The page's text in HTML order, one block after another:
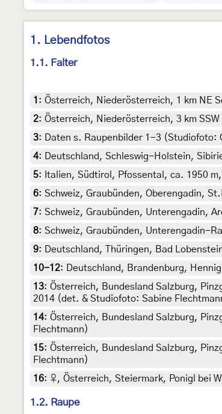
1. Lebendfotos
1.1. Falter
1 : Österreich, Niederösterreich, 1 km NE
2: Österreich, Niederösterreich, 3 km
3: Daten s. Raupenbilder 1-3
4: Deutschland, Schleswig-Holstein,
5: Italien, Südtirol, Pfossental, ca. 1950
6: Schweiz, Graubünden, Oberengadin,
7: Schweiz, Graubünden, Unterengadin,
8: Schweiz, Graubünden, Unterengadin-
9: Deutschland, Thüringen, Bad
10-12: Deutschland, Brandenburg,
13: Österreich, Bundesland Salzburg,
2014 (det. & Studiofoto: Sabine
14: Österreich, Bundesland Salzburg,
Flechtmann)
15: Österreich, Bundesland Salzburg,
Flechtmann)
16: ♀, Österreich, Steiermark, Ponigl bei
1.2. Raupe